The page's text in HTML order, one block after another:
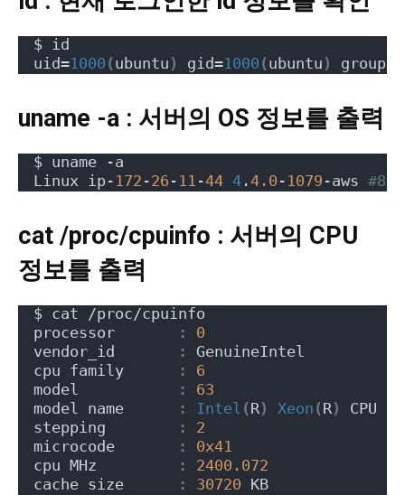
$ id
uid=1000 (ubuntu ) gid=1000 (ubuntu ) groups=
uname -a : 서버의 OS 정보를 출력
$ uname -a
Linux ip- 172 -26 - 11 -44 4 .4.0 - 1079 -aws
cat /proc/cpuinfo : 서버의 CPU
정보를 출력
$ cat /proc/cpuinfo
processor
:
0
vendor_id
:
GenuineIntel
cpu family
:
6
model
:
63
model name
: Intel (R) Xeon (R)
CPU
stepping
:
2
microcode
:
0x41
cpu MHz
:
2400.072
cache size
: 30720 KB